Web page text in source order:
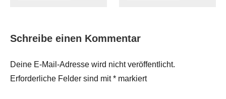
Schreibe einen Kommentar
Deine E-Mail-Adresse wird nicht veröffentlicht.
Erforderliche Felder sind mit* markiert